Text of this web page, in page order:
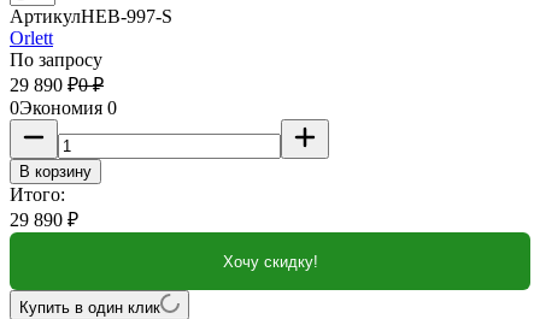
АртикулHEB-997-S
Orlett
По запросу
29 890 ₽0 ₽
0Экономия 0
В корзину
Итого:
29 890 ₽
Хочу скидку!
Купить в один клик